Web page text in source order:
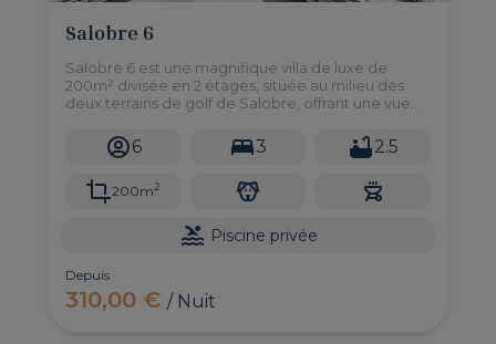
Salobre 6
Salobre 6 est une magnifique villa de luxe de
200m² divisée en 2 étages, située au milieu des
deux terrains de golf de Salobre, offrant une vue
6 3 2.5
200m2
Piscine privée
Depuis
310,00 €/ Nuit